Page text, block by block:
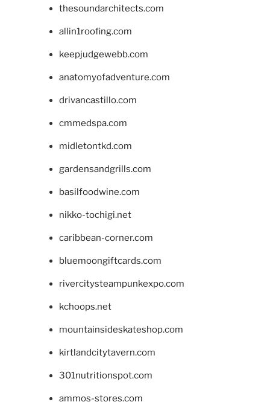
thesoundarchitects.com
allin1roofing.com
keepjudgewebb.com
anatomyofadventure.com
drivancastillo.com
cmmedspa.com
midletontkd.com
gardensandgrills.com
basilfoodwine.com
nikko-tochigi.net
caribbean-corner.com
bluemoongiftcards.com
rivercitysteampunkexpo.com
kchoops.net
mountainsideskateshop.com
kirtlandcitytavern.com
301nutritionspot.com
ammos-stores.com